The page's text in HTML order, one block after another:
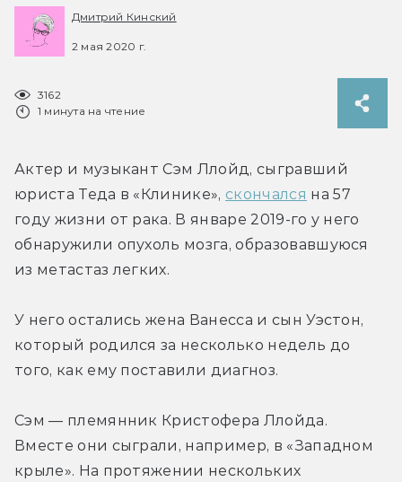
Дмитрий Кинский
2 мая 2020 г.
3162
1 минута на чтение
Актер и музыкант Сэм Ллойд, сыгравший
юриста Теда в «Клинике», скончался на 57
году жизни от рака. В январе 2019-го у него
обнаружили опухоль мозга, образовавшуюся
из метастаз легких.
У него остались жена Ванесса и сын Уэстон,
который родился за несколько недель до
того, как ему поставили диагноз.
Сэм — племянник Кристофера Ллойда.
Вместе они сыграли, например, в «Западном
крыле». На протяжении нескольких